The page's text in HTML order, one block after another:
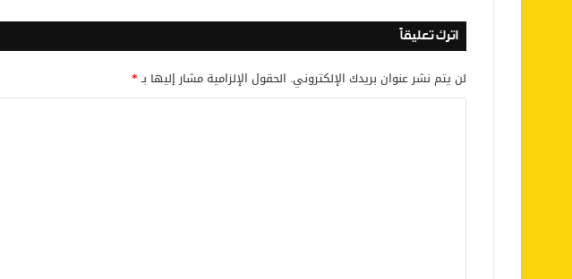
اترك تعليقاً
لن يتم نشر عنوان بريدك الإلكتروني. الحقول الإلزامية مشار إليها بـ*